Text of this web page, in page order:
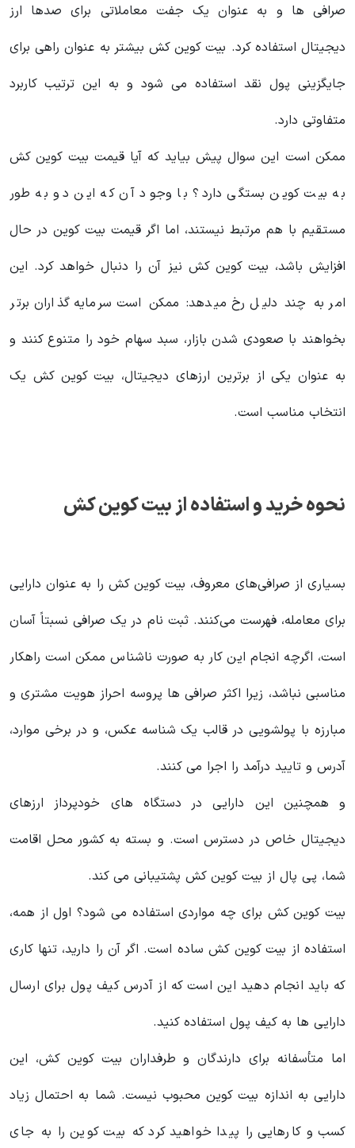
صرافی ها و به عنوان یک جفت معاملاتی برای صدها ارز
دیجیتال استفاده کرد. بیت کوین کش بیشتر به عنوان راهی برای
جایگزینی پول نقد استفاده می شود و به این ترتیب کاربرد
متفاوتی دارد.
ممکن است این سوال پیش بیاید که آیا قیمت بیت کوین کش
به بیت کوین بستگی دارد؟ با وجود آن که این دو به طور
مستقیم با هم مرتبط نیستند، اما اگر قیمت بیت کوین در حال
افزایش باشد، بیت کوین کش نیز آن را دنبال خواهد کرد. این
امر به چند دلیل رخ میدهد: ممکن است سرمایه گذاران برتر
بخواهند با صعودی شدن بازار، سبد سهام خود را متنوع کنند و
به عنوان یکی از برترین ارزهای دیجیتال، بیت کوین کش یک
انتخاب مناسب است.
نحوه خرید و استفاده از بیت کوین کش
بسیاری از صرافی‌های معروف، بیت کوین کش را به عنوان دارایی‌
برای معامله، فهرست می‌کنند. ثبت نام در یک صرافی نسبتاً آسان
است، اگرچه انجام این کار به صورت ناشناس ممکن است راهکار
مناسبی نباشد، زیرا اکثر صرافی ها پروسه احراز هویت مشتری و
مبارزه با پولشویی در قالب یک شناسه عکس، و در برخی موارد،
آدرس و تایید درآمد را اجرا می کنند.
و همچنین این دارایی در دستگاه های خودپرداز ارزهای
دیجیتال خاص در دسترس است. و بسته به کشور محل اقامت
شما، پی پال از بیت کوین کش پشتیبانی می کند.
بیت کوین کش برای چه مواردی استفاده می شود؟ اول از همه،
استفاده از بیت کوین کش ساده است. اگر آن را دارید، تنها کاری
که باید انجام دهید این است که از آدرس کیف پول برای ارسال
دارایی ها به کیف پول استفاده کنید.
اما متأسفانه برای دارندگان و طرفداران بیت کوین کش، این
دارایی به اندازه بیت کوین محبوب نیست. شما به احتمال زیاد
کسب و کارهایی را پیدا خواهید کرد که بیت کوین را به جای